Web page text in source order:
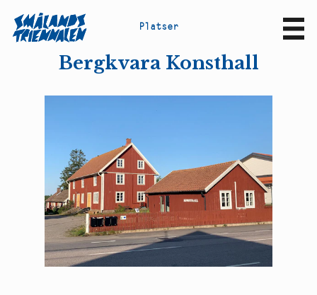
Platser
Bergkvara Konsthall